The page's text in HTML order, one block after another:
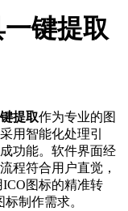
键提取
提取作为专业的图
用智能化处理引
功能。软件界面经
程符合用户直觉，
ICO图标的精准转
制作需求。